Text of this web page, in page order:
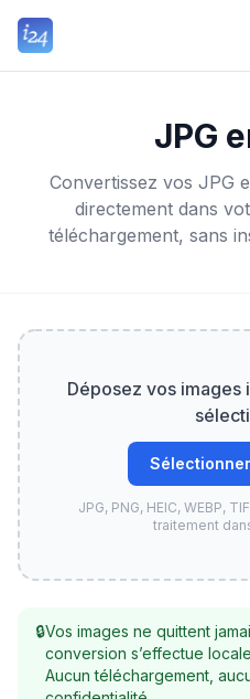
JPG
Convertissez vos JPG
directement dans
téléchargement, sans
Déposez vos images
JPG, PNG, HEIC, WEBP,
traitement
🔒Vos images ne quittent
conversion s’effectue
Aucun téléchargement,